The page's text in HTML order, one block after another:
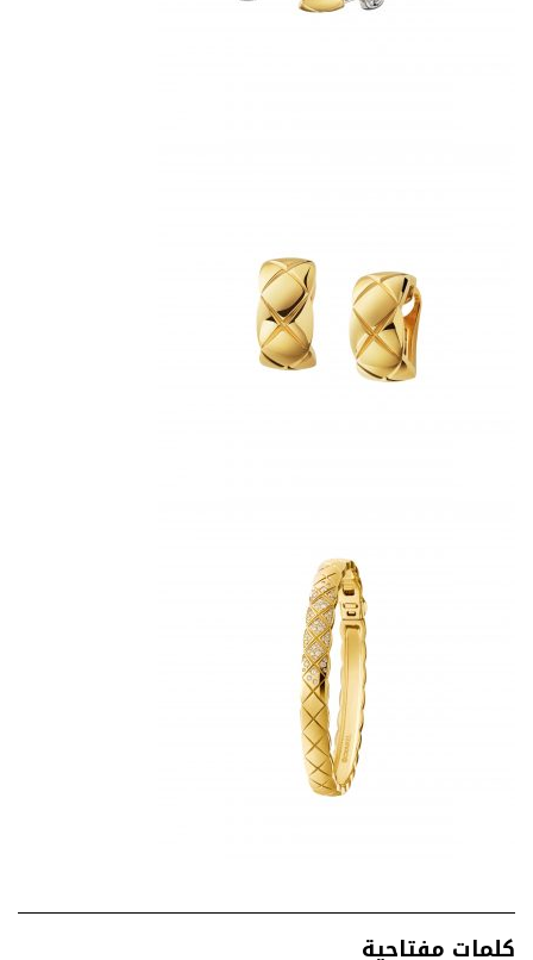
كلمات مفتاحية